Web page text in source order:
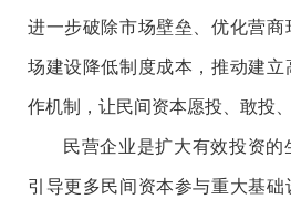
进一步破除市场壁垒、优化营
场建设降低制度成本，推动建
作机制，让民间资本愿投、敢投、
民营企业是扩大有效投资
引导更多民间资本参与重大基